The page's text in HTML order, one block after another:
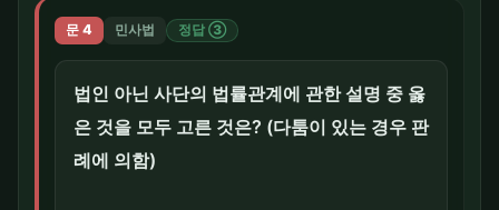
문 4 민사법 정답 ③
법인 아닌 사단의 법률관계에 관한 설명 중 옳
은 것을 모두 고른 것은? (다툼이 있는 경우 판
례에 의함)